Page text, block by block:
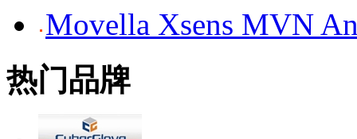
Movella Xsens MVN
热门品牌